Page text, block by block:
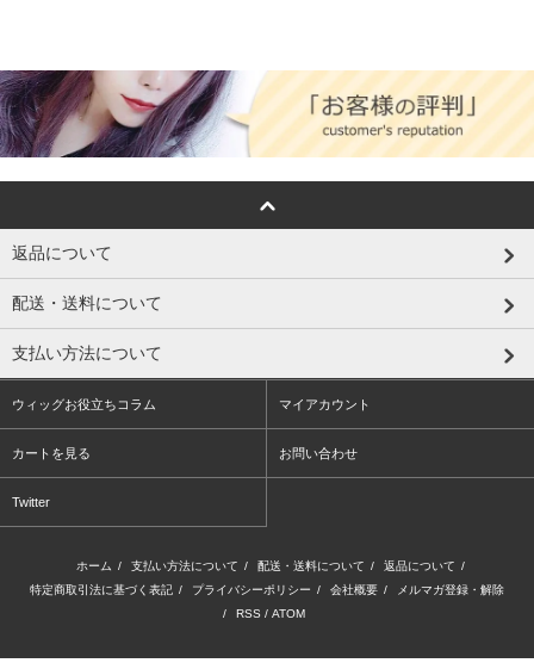
返品について
配送・送料について
支払い方法について
ウィッグお役立ちコラム マイアカウント
カートを見る お問い合わせ
Twitter
ホーム / 支払い方法について / 配送・送料について / 返品について /
特定商取引法に基づく表記 / プライバシーポリシー / 会社概要 /
メルマガ登録・解除
/
RSS / ATOM